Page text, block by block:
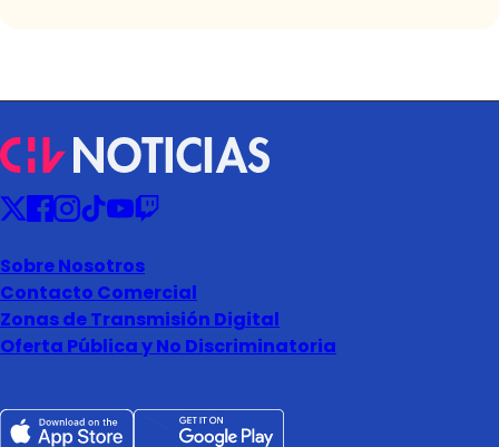
Sobre Nosotros
Contacto Comercial
Zonas de Transmisión Digital
Oferta Pública y No Discriminatoria